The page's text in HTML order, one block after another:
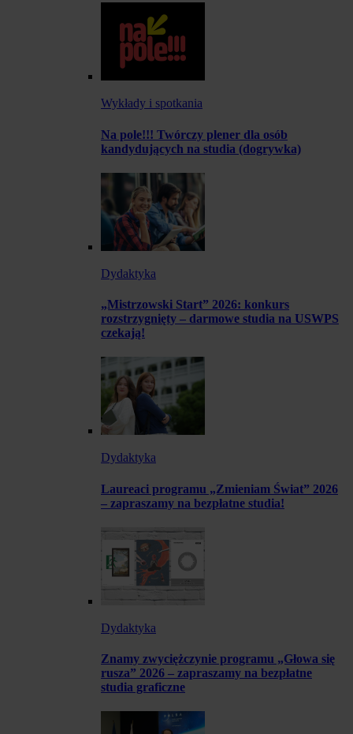
Wykłady i spotkania
Na pole!!! Twórczy plener dla osób
kandydujących na studia (dogrywka)
Dydaktyka
„Mistrzowski Start” 2026: konkurs
rozstrzygnięty – darmowe studia na USWPS
czekają!
Dydaktyka
Laureaci programu „Zmieniam Świat” 2026
– zapraszamy na bezpłatne studia!
Dydaktyka
Znamy zwyciężczynie programu „Głowa się
rusza” 2026 – zapraszamy na bezpłatne
studia graficzne